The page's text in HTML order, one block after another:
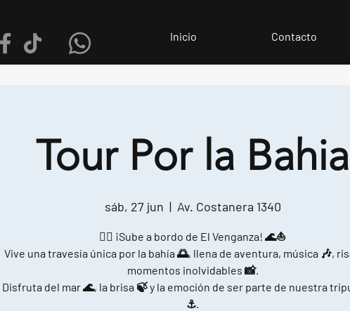
Inicio Contacto
Tour Por la Bahia
sáb, 27 jun
  |
Av. Costanera 1340
🏴‍☠️ ¡Sube a bordo de El Venganza! 🌊⛵
Vive una travesía única por la bahía 🌅, llena de aventura, música 🎶,
momentos inolvidables 📸.
Disfruta del mar 🌊, la brisa 🍃 y la emoción de ser parte de nuestra
⚓.